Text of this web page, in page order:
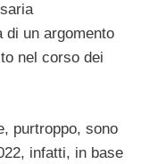
un argomento
nel corso dei
purtroppo, sono
infatti, in base